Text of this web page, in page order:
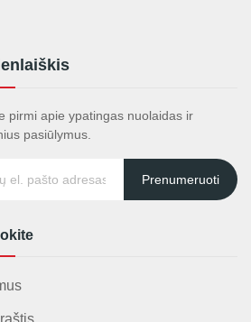
pirmi apie ypatingas nuolaidas ir
pasiūlymus.
Prenumeruoti